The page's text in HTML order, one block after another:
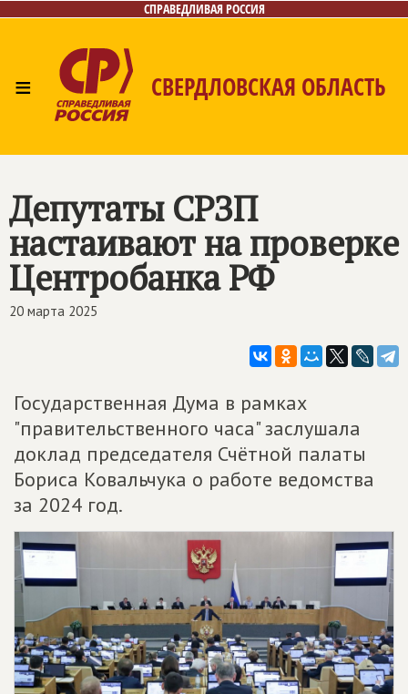
СПРАВЕДЛИВАЯ РОССИЯ
≡ СВЕРДЛОВСКАЯ ОБЛАСТЬ
Контакты
Поиск
Депутаты СРЗП
настаивают на проверке
Центробанка РФ
20 марта 2025
Государственная Дума в рамках
"правительственного часа" заслушала
доклад председателя Счётной палаты
Бориса Ковальчука о работе ведомства
за 2024 год.